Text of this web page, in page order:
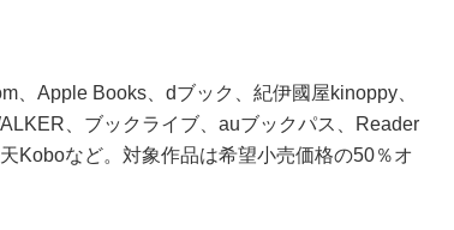
Apple Books、dブック、紀伊國屋kinoppy、
、ブックライブ、auブックパス、Reader
Koboなど。対象作品は希望小売価格の50％オ